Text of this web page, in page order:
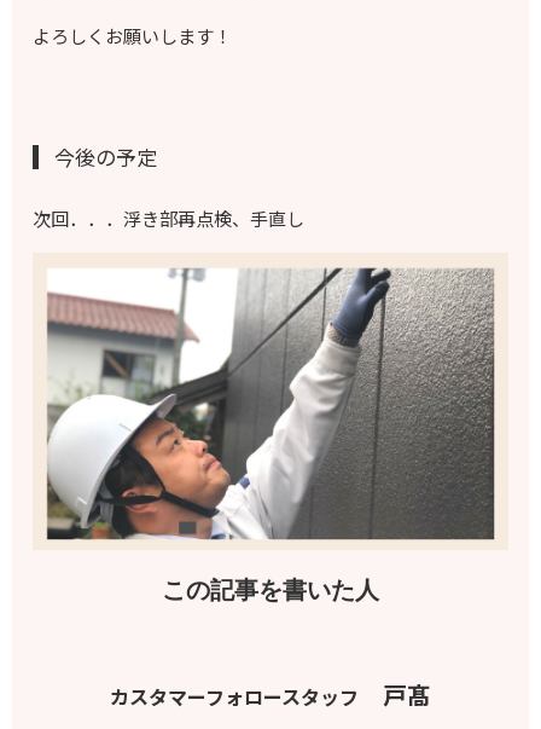
よろしくお願いします！
今後の予定
次回．．．浮き部再点検、手直し
この記事を書いた人
カスタマーフォロースタッフ 戸髙